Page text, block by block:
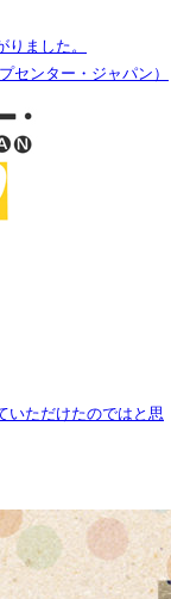
ました。
センター・ジャパン）
いただけたのではと思